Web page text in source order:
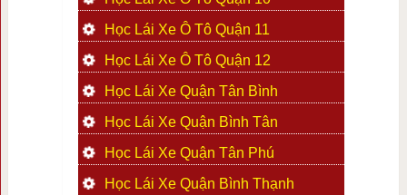
Học Lái Xe Ô Tô Quận 11
Học Lái Xe Ô Tô Quận 12
Học Lái Xe Quận Tân Bình
Học Lái Xe Quận Bình Tân
Học Lái Xe Quận Tân Phú
Học Lái Xe Quận Bình Thạnh